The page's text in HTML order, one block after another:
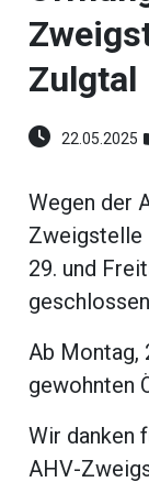
Reportagen
Zulgtal
22.05.2025
Wegen der
Zweigstelle
29. und
Ab Montag,
gewohnten
Wir danken
AHV-